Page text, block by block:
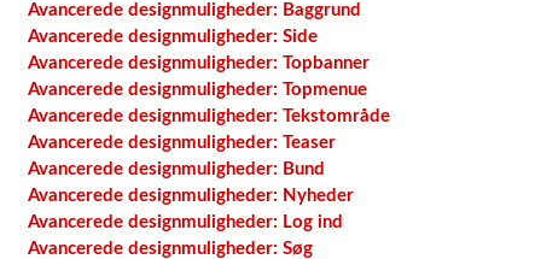
Avancerede designmuligheder: Baggrund
Avancerede designmuligheder: Side
Avancerede designmuligheder: Topbanner
Avancerede designmuligheder: Topmenue
Avancerede designmuligheder: Tekstområde
Avancerede designmuligheder: Teaser
Avancerede designmuligheder: Bund
Avancerede designmuligheder: Nyheder
Avancerede designmuligheder: Log ind
Avancerede designmuligheder: Søg